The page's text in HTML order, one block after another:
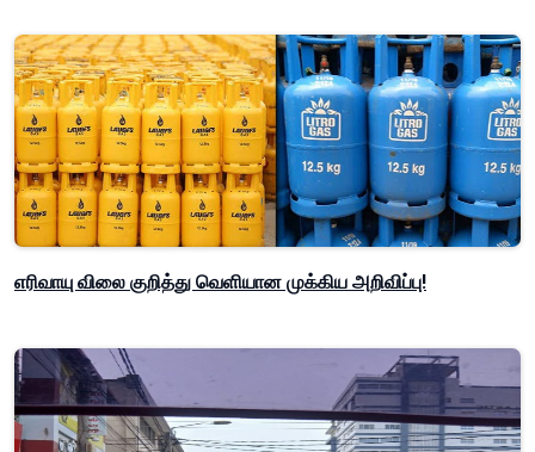
எரிவாயு விலை குறித்து வெளியான முக்கிய அறிவிப்பு!